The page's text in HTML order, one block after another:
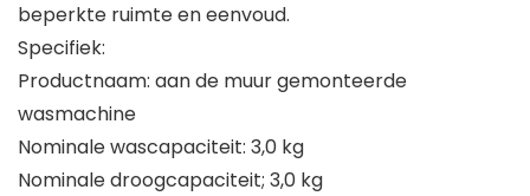
beperkte ruimte en eenvoud.
Specifiek:
Productnaam: aan de muur gemonteerde
wasmachine
Nominale wascapaciteit: 3,0 kg
Nominale droogcapaciteit; 3,0 kg